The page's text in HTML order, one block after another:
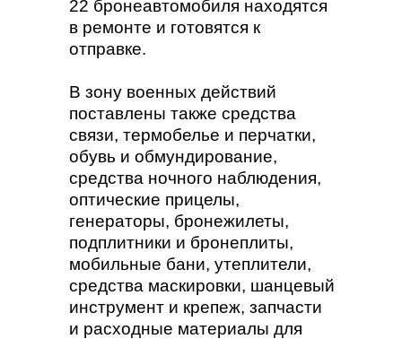
22 бронеавтомобиля находятся
в ремонте и готовятся к
отправке.
В зону военных действий
поставлены также средства
связи, термобелье и перчатки,
обувь и обмундирование,
средства ночного наблюдения,
оптические прицелы,
генераторы, бронежилеты,
подплитники и бронеплиты,
мобильные бани, утеплители,
средства маскировки, шанцевый
инструмент и крепеж, запчасти
и расходные материалы для